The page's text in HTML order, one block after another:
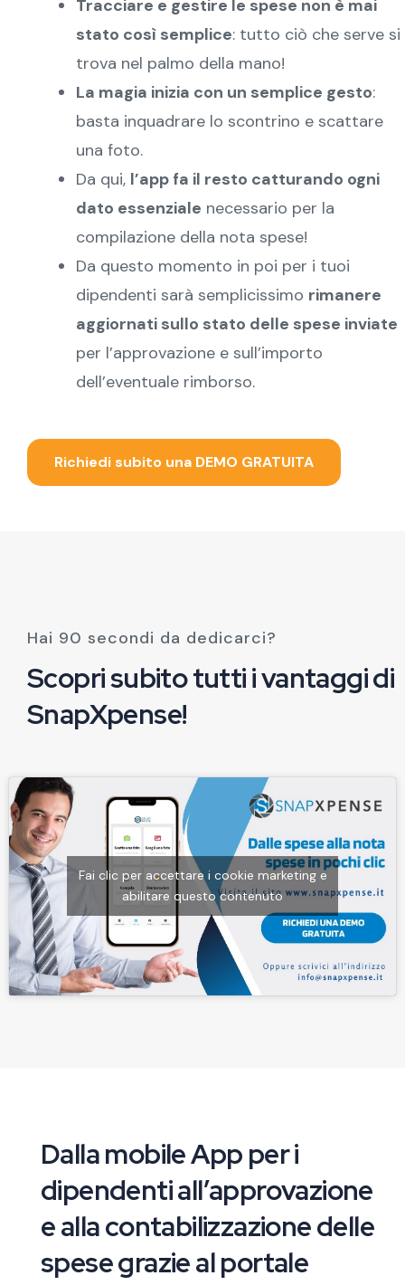
Tracciare e gestire le spese non è mai
stato così semplice: tutto ciò che serve si
trova nel palmo della mano!
La magia inizia con un semplice gesto:
basta inquadrare lo scontrino e scattare
una foto.
Da qui, l’app fa il resto catturando ogni
dato essenziale necessario per la
compilazione della nota spese!
Da questo momento in poi per i tuoi
dipendenti sarà semplicissimo rimanere
aggiornati sullo stato delle spese inviate
per l’approvazione e sull’importo
dell’eventuale rimborso.
Richiedi subito una DEMO GRATUITA
Hai 90 secondi da dedicarci?
Scopri subito tutti i vantaggi di
SnapXpense!
Fai clic per accettare i cookie marketing e
abilitare questo contenuto
Dalla mobile App per i
dipendenti all’approvazione
e alla contabilizzazione delle
spese grazie al portale